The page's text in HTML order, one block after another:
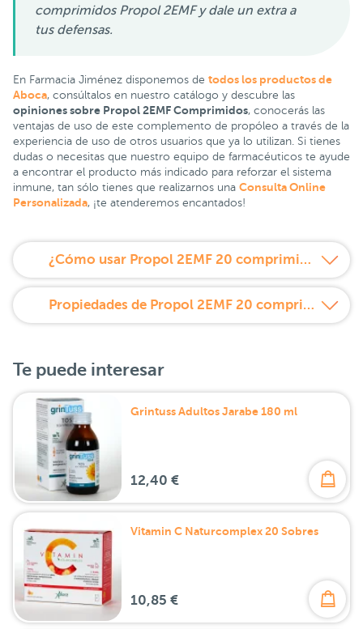
comprimidos Propol 2EMF y dale un extra a
tus defensas.
En Farmacia Jiménez disponemos de todos los productos de
Aboca, consúltalos en nuestro catálogo y descubre las
opiniones sobre Propol 2EMF Comprimidos, conocerás las
ventajas de uso de este complemento de propóleo a través de la
experiencia de uso de otros usuarios que ya lo utilizan. Si tienes
dudas o necesitas que nuestro equipo de farmacéuticos te ayude
a encontrar el producto más indicado para reforzar el sistema
inmune, tan sólo tienes que realizarnos una Consulta Online
Personalizada, ¡te atenderemos encantados!
¿Cómo usar Propol 2EMF 20 comprimidos bucodispensables?
Propiedades de Propol 2EMF 20 comprimidos bucodispensables
Te puede interesar
Grintuss Adultos Jarabe 180 ml
12,40 €
Vitamin C Naturcomplex 20 Sobres
10,85 €